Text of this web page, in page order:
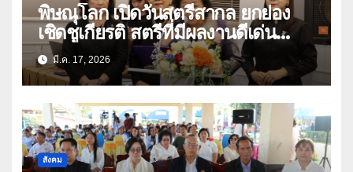
พิษณุโลก เปิดวันสตรีสากล ยกย่อง
เชิดชูเกียรติ สตรีที่มีผลงานดีเด่น
ยกะะดับความเท่าเทียม
มี.ค. 17, 2026
สังคม